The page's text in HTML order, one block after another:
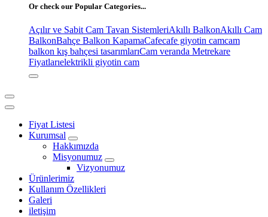
Or check our Popular Categories...
Açılır ve Sabit Cam Tavan SistemleriAkıllı BalkonAkıllı Cam
BalkonBahçe Balkon KapamaCafecafe giyotin camcam
balkon kış bahçesi tasarımlarıCam veranda Metrekare
Fiyatlarıelektrikli giyotin cam
Fiyat Listesi
Kurumsal
Hakkımızda
Misyonumuz
Vizyonumuz
Ürünlerimiz
Kullanım Özellikleri
Galeri
iletişim